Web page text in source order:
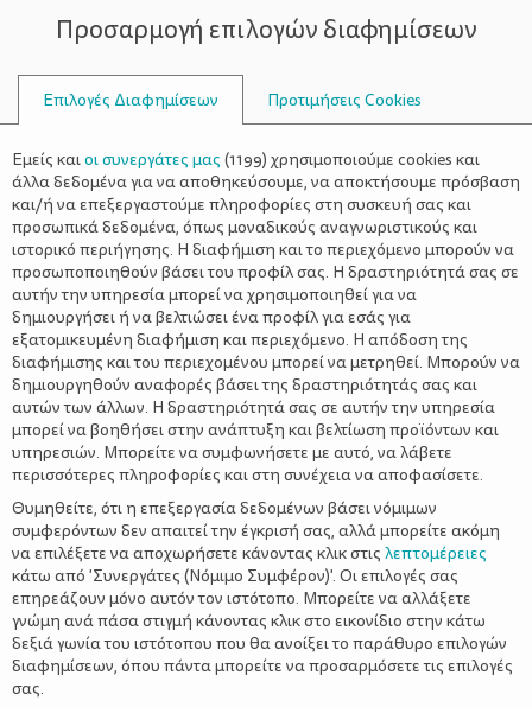
ΣΥΜΒΟΥΛΟΙ
ΓΟΝΕΊΣ
Προσαρμογή επιλογών διαφημίσεων
Επιλογές Διαφημίσεων Προτιμήσεις Cookies
Εμείς καιοι συνεργάτες μας (1199) χρησιμοποιούμε cookies και
άλλα δεδομένα για να αποθηκεύσουμε, να αποκτήσουμε πρόσβαση
και/ή να επεξεργαστούμε πληροφορίες στη συσκευή σας και
προσωπικά δεδομένα, όπως μοναδικούς αναγνωριστικούς και
ιστορικό περιήγησης. Η διαφήμιση και το περιεχόμενο μπορούν να
προσωποποιηθούν βάσει του προφίλ σας. Η δραστηριότητά σας σε
αυτήν την υπηρεσία μπορεί να χρησιμοποιηθεί για να
δημιουργήσει ή να βελτιώσει ένα προφίλ για εσάς για
εξατομικευμένη διαφήμιση και περιεχόμενο. Η απόδοση της
διαφήμισης και του περιεχομένου μπορεί να μετρηθεί. Μπορούν να
δημιουργηθούν αναφορές βάσει της δραστηριότητάς σας και
αυτών των άλλων. Η δραστηριότητά σας σε αυτήν την υπηρεσία
μπορεί να βοηθήσει στην ανάπτυξη και βελτίωση προϊόντων και
υπηρεσιών. Μπορείτε να συμφωνήσετε με αυτό, να λάβετε
περισσότερες πληροφορίες και στη συνέχεια να αποφασίσετε.
Θυμηθείτε, ότι η επεξεργασία δεδομένων βάσει νόμιμων
συμφερόντων δεν απαιτεί την έγκρισή σας, αλλά μπορείτε ακόμη
να επιλέξετε να αποχωρήσετε κάνοντας κλικ στις λεπτομέρειες
κάτω από 'Συνεργάτες (Νόμιμο Συμφέρον)'. Οι επιλογές σας
επηρεάζουν μόνο αυτόν τον ιστότοπο. Μπορείτε να αλλάξετε
γνώμη ανά πάσα στιγμή κάνοντας κλικ στο εικονίδιο στην κάτω
δεξιά γωνία του ιστότοπου που θα ανοίξει το παράθυρο επιλογών
διαφημίσεων, όπου πάντα μπορείτε να προσαρμόσετε τις επιλογές
σας.